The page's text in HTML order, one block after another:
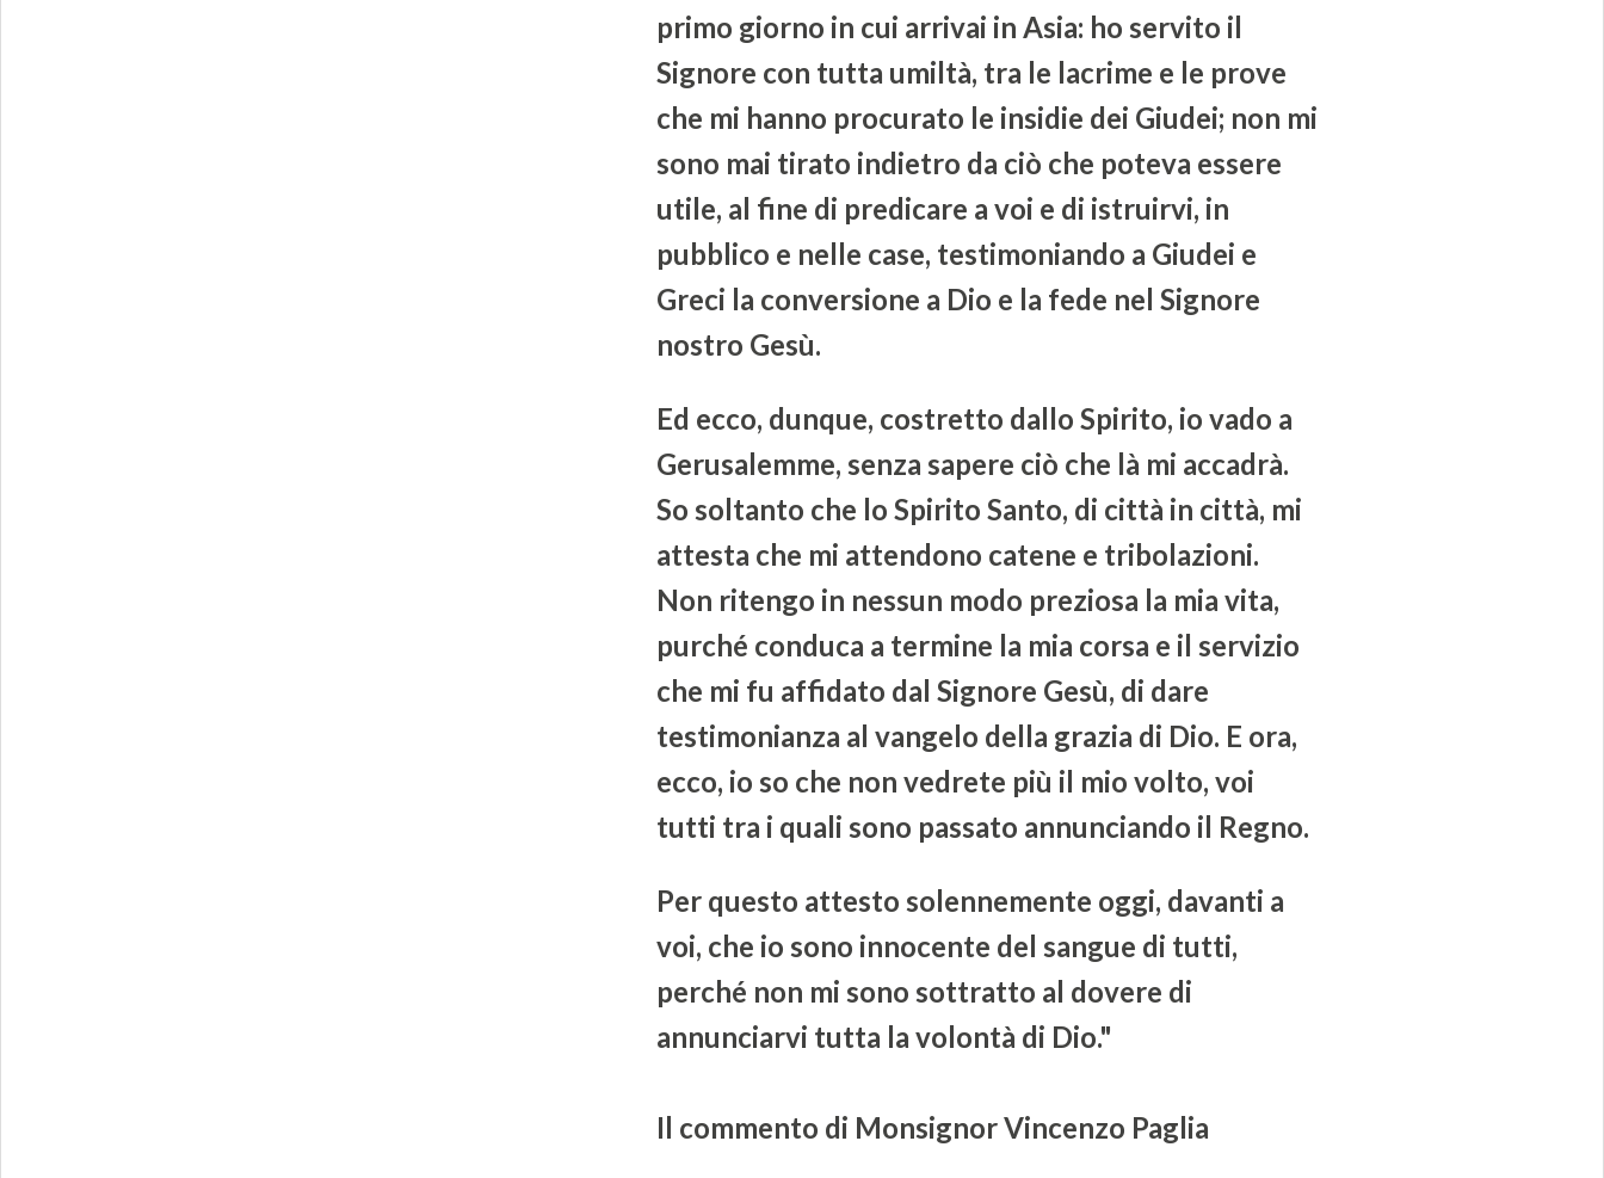
primo giorno in cui arrivai in Asia: ho servito il
Signore con tutta umiltà, tra le lacrime e le prove
che mi hanno procurato le insidie dei Giudei; non mi
sono mai tirato indietro da ciò che poteva essere
utile, al fine di predicare a voi e di istruirvi, in
pubblico e nelle case, testimoniando a Giudei e
Greci la conversione a Dio e la fede nel Signore
nostro Gesù.
Ed ecco, dunque, costretto dallo Spirito, io vado a
Gerusalemme, senza sapere ciò che là mi accadrà.
So soltanto che lo Spirito Santo, di città in città, mi
attesta che mi attendono catene e tribolazioni.
Non ritengo in nessun modo preziosa la mia vita,
purché conduca a termine la mia corsa e il servizio
che mi fu affidato dal Signore Gesù, di dare
testimonianza al vangelo della grazia di Dio. E ora,
ecco, io so che non vedrete più il mio volto, voi
tutti tra i quali sono passato annunciando il Regno.
Per questo attesto solennemente oggi, davanti a
voi, che io sono innocente del sangue di tutti,
perché non mi sono sottratto al dovere di
annunciarvi tutta la volontà di Dio."
Il commento di Monsignor Vincenzo Paglia